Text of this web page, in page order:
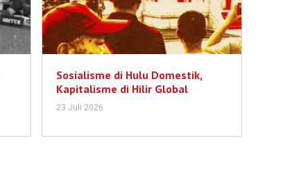
Sosialisme di Hulu Domestik,
Kapitalisme di Hilir Global
23 Juli 2026